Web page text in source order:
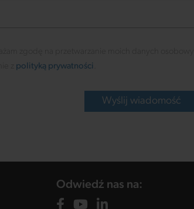
polityką prywatności
Wyślij wiadomość
Odwiedź nas na: